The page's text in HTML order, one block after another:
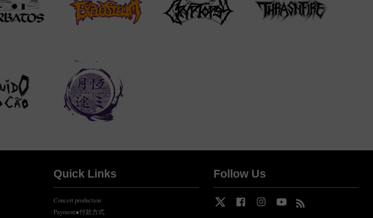
Quick Links
Concert production
Payment●付款方式
Follow Us
Twitter Facebook Instagram YouTube